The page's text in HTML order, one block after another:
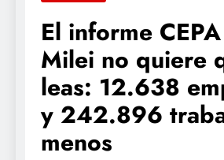
El informe
Milei no quiere
leas: 12.638
y 242.896
menos